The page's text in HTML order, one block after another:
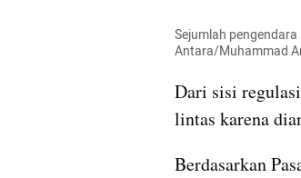
Sejumlah
Antara/Muhammad
Dari sisi
lintas karena
Berdasarkan